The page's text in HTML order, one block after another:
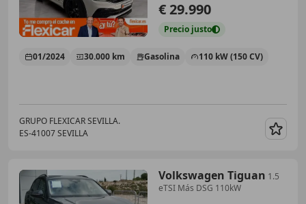
€ 29.990
Precio justo
01/2024 30.000 km Gasolina 110 kW (150 CV)
GRUPO FLEXICAR SEVILLA.
ES-41007 SEVILLA
Volkswagen Tiguan 1.5
eTSI Más DSG 110kW